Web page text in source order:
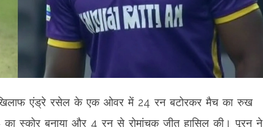
एंड्रे रसेल के एक ओवर में 24 रन बटोरकर मैच का रुख
स्कोर बनाया और 4 रन से रोमांचक जीत हासिल की। पूरन ने